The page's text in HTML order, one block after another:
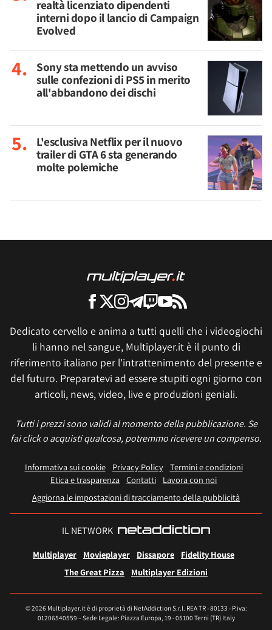
realtà licenziato dipendenti
interni dopo il lancio di Campaign
Evolved
Sony sta mettendo un avviso
sulle confezioni di PS5 in merito
all'abbandono dei dischi
L'esclusiva Netflix per il nuovo
trailer di GTA 6 sta generando
molte polemiche
Dedicato cervello e anima a tutti quelli che i videogiochi
li hanno nel sangue, Multiplayer.it è il punto di
riferimento italiano per l'intrattenimento del presente e
del futuro. Preparatevi ad essere stupiti ogni giorno con
articoli, news, video, live e produzioni geniali.
Tutti i prezzi sono validi al momento della pubblicazione. Se
fai click o acquisti qualcosa, potremmo ricevere un compenso.
Informativa sui cookie Privacy Policy
Termini e condizioni
Etica e trasparenza Contatti
Lavora con noi
Aggiorna le impostazioni di tracciamento della pubblicità
IL NETWORK
Multiplayer Movieplayer Dissapore
Fidelity House
The Great Pizza
Multiplayer Edizioni
© 2026 Multiplayer.it è di proprietà di NetAddiction S.r.l. REA TR - 80133 - P.iva:
01206540559 – Sede Legale: Piazza Europa, 19 - 05100 Terni (TR) Italy